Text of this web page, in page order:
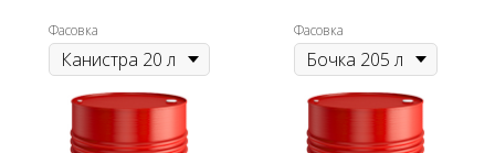
Фасовка Фасовка